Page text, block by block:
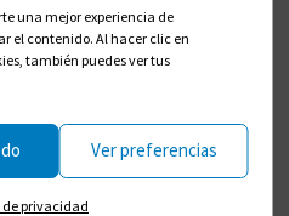
una mejor experiencia de
el contenido. Al hacer clic en
también puedes ver tus
Ver preferencias
privacidad
Calendar